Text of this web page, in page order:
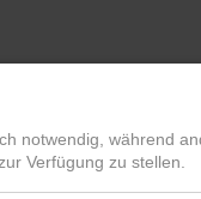
notwendig, während
Verfügung zu stellen.